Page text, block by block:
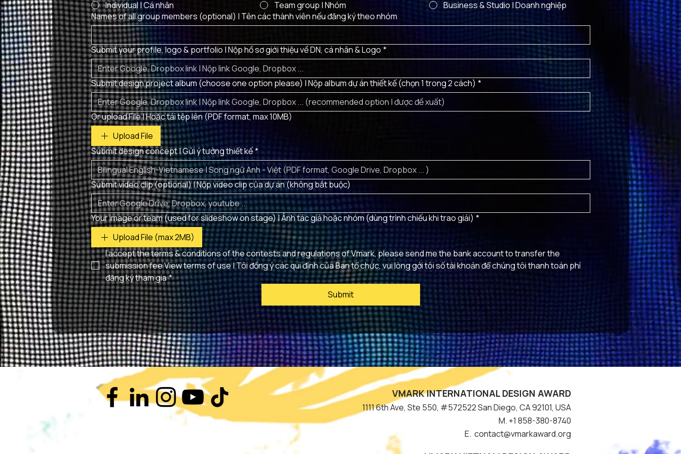
Individual | Cá nhân
Team group | Nhóm
Business & Studio | Doanh nghiệp
Names of all group members (optional) | Tên các thành viên nếu đăng ký theo nhóm
Submit your profile, logo & portfolio | Nộp hồ sơ giới thiệu về DN, cá nhân & Logo *
Submit design project album (choose one option please) | Nộp album dự án thiết kế (chọn 1 trong 2 cách) *
Or upload File | Hoặc tải tệp lên (PDF format, max 10MB)
Upload File
Submit design concept | Gửi ý tưởng thiết kế*
Submit video clip (optional) | Nộp video clip của dự án (không bắt buộc)
Your image or team (used for slideshow on stage) | Ảnh tác giả hoặc nhóm (dùng trình chiếu khi trao giải) *
Upload File (max 2MB)
I accept the terms & conditions of the contests and regulations of Vmark, please send me the bank account to transfer the
submission fee View terms of use | Tôi đồng ý các qui định của Ban tổ chức, vui lòng gởi tôi số tài khoản để chúng tôi thanh toán phí
đăng ký tham gia*
Submit
VMARK INTERNATIONAL DESIGN AWARD
​1111 6th Ave, Ste 550, #572522 San Diego, CA 92101, USA
M. +1 858-380-8740
E. contact@vmarkaward.org